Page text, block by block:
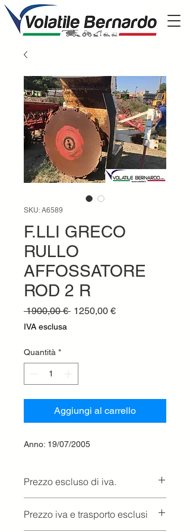
SKU: A6589
F.LLI GRECO
RULLO
AFFOSSATORE
ROD 2 R
1900,00 € Prezzo
1250,00 €Prezzo
IVA esclusa
Quantità *
Aggiungi al carrello
Anno: 19/07/2005
Prezzo escluso di iva.
Prezzo iva e trasporto esclusi